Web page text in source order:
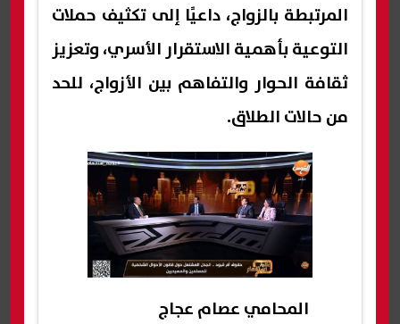
المرتبطة بالزواج، داعيًا إلى تكثيف حملات
التوعية بأهمية الاستقرار الأسري، وتعزيز
ثقافة الحوار والتفاهم بين الأزواج، للحد
من حالات الطلاق.
المحامي عصام عجاج